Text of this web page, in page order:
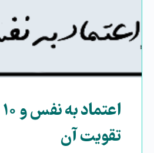
تقویت آن